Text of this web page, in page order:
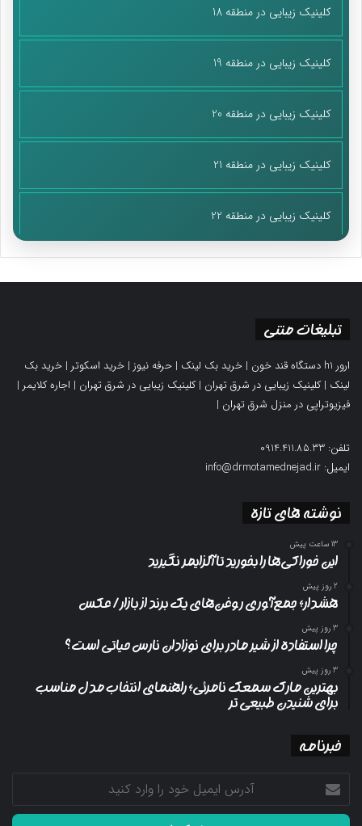
کلینیک زیبایی در منطقه 18
کلینیک زیبایی در منطقه 19
کلینیک زیبایی در منطقه 20
کلینیک زیبایی در منطقه 21
کلینیک زیبایی در منطقه 22
تبلیغات متنی
ارور h1 دستگاه قند خون | خرید بک لینک | حرفه نیوز | خرید اسکوتر | خرید بک
لینک |کلینیک زیبایی در شرق تهران |کلینیک زیبایی در شرق تهران | اجاره کلایمر |
فیزیوتراپی در منزل شرق تهران |
تلفن: 0914.411.85.33
ایمیل: info@drmotamednejad.ir
نوشته های تازه
13 ساعت پیش
این خوراکی‌ها را بخورید تا آلزایمر نگیرید
2 روز پیش
هشدار؛ جمع‌آوری روغن‌های یک برند از بازار/ عکس
3 روز پیش
چرا استفاده از شیر مادر برای نوزادان نارس حیاتی است؟
3 روز پیش
بهترین مارک سمعک نامرئی؛ راهنمای انتخاب مدل مناسب
برای شنیدن طبیعی تر
خبرنامه
آدرس
ایمیل
خود